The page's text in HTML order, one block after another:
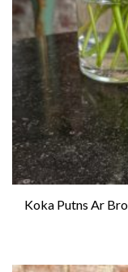
Koka Putns Ar